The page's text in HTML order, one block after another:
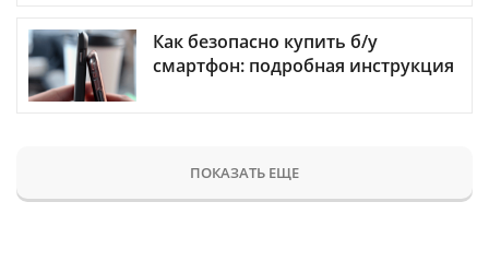
Как безопасно купить б/у
смартфон: подробная инструкция
ПОКАЗАТЬ ЕЩЕ